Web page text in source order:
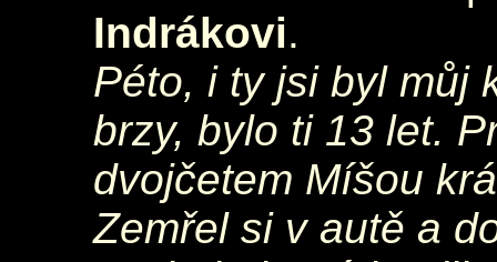
Indrákovi.
Péto, i ty jsi byl můj
brzy, bylo ti 13 let.
dvojčetem Míšou
Zemřel si v autě a